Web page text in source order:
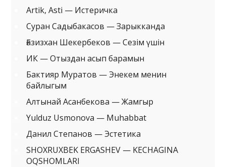
Artik, Asti — Истеричка
Суран Садыбакасов — Зарыкканда
Ғазизхан Шекербеков — Сезім үшін
ИК — Отыздан асып барамын
Бактияр Муратов — Энекем менин
байлыгым
Алтынай Асанбекова — Жамгыр
Yulduz Usmonova — Muhabbat
Данил Степанов — Эстетика
SHOXRUXBEK ERGASHEV — KECHAGINA
OQSHOMLARI